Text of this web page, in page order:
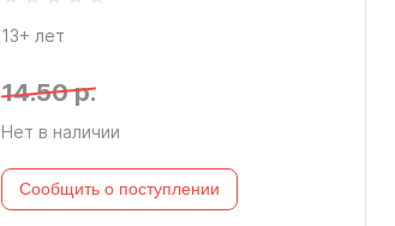
13+ лет
14.50 р.
Нет в наличии
Сообщить о поступлении